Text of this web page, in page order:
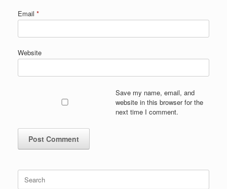
Email *
Website
Save my name, email, and
website in this browser for the
next time I comment.
Search
for: